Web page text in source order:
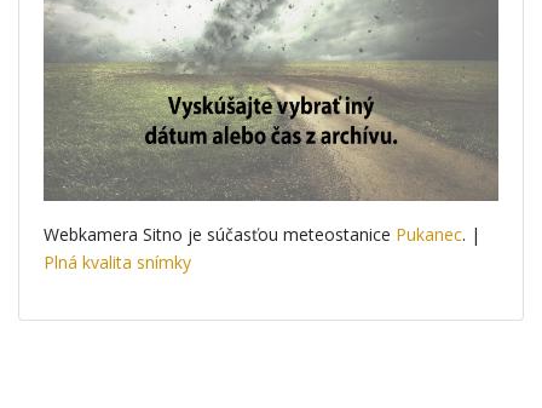
Webkamera Sitno je súčasťou meteostanice Pukanec. |
Plná kvalita snímky